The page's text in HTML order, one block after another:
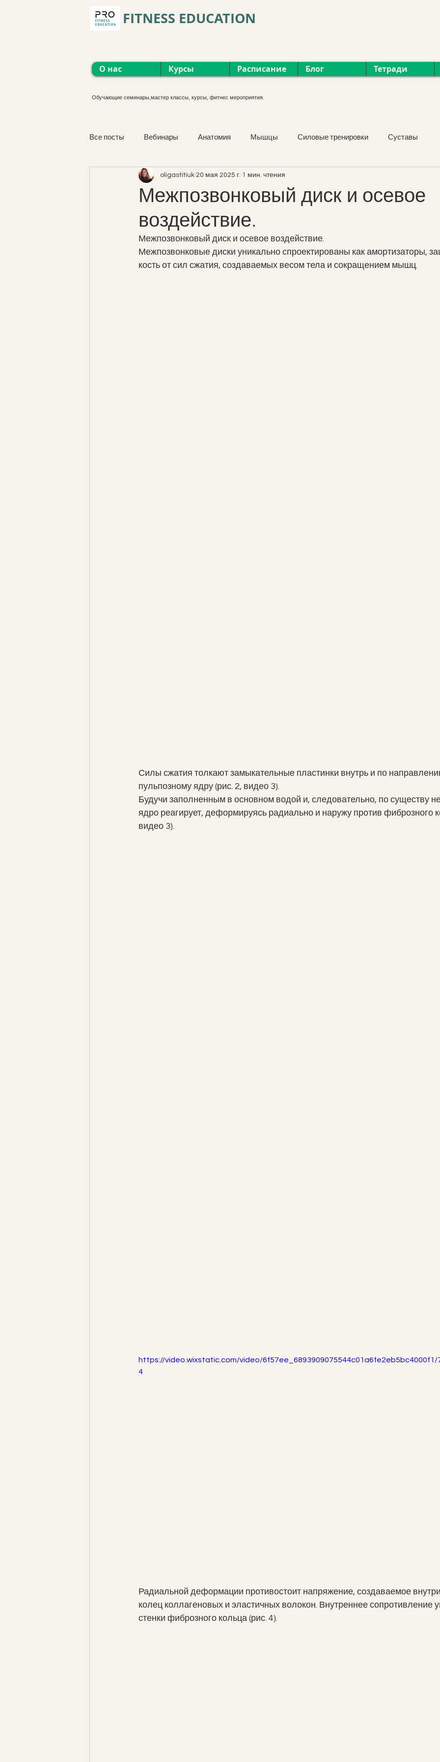
FITNESS EDUCATION
О нас Курсы Расписание Блог Тетради
Обучающие семинары,мастер классы, курсы, фитнес мероприятия.
Все посты Вебинары Анатомия Мышцы Силовые тренировки Суставы
Функциональные тренировки Курсы Фасция
М'язова сістема. Курс онлайн. Упражнения
Межпозвонковый диск и осевое
воздействие.
oligastitiuk 20 мая 2025 г. 1 мин. чтения
Межпозвонковый диск и осевое воздействие.
Межпозвонковые диски уникально спроектированы как амортизаторы,
кость от сил сжатия, создаваемых весом тела и сокращением мышц.
Силы сжатия толкают замыкательные пластинки внутрь и по
пульпозному ядру (рис. 2, видео 3).
Будучи заполненным в основном водой и, следовательно, по существу
ядро ​​реагирует, деформируясь радиально и наружу против фиброзного
видео 3).
https://video.wixstatic.com/video/6f57ee_6893909075544c01a6fe2eb5bc4000f1/
4
Радиальной деформации противостоит напряжение, создаваемое
колец коллагеновых и эластичных волокон. Внутреннее сопротивление
стенки фиброзного кольца (рис. 4).